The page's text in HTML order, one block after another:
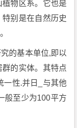
物区系。它也是
别是在自然历史
的基本单位,即以
的实体。其特点
一性.并日_与其他
般至少为100平方